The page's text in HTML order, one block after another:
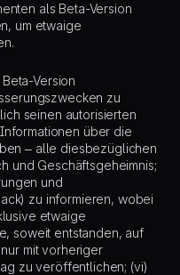
als Beta-Version
um etwaige
Version
zu
seinen autorisierten
über die
– alle diesbezüglichen
und Geschäftsgeheimnis;
und
zu informieren, wobei
etwaige
soweit entstanden, auf
mit vorheriger
zu veröffentlichen; (vi)